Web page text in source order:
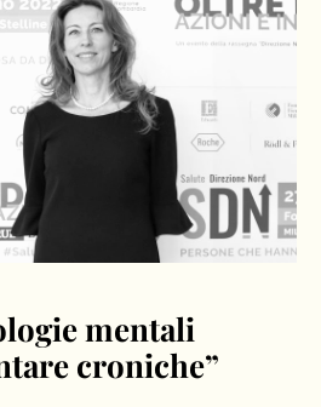
mentali
croniche”